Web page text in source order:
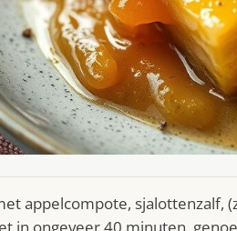
appelcompote, sjalottenzalf,